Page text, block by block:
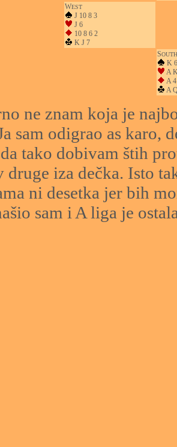
WEST
J 10 8 3
J 6
10 8 6 2
K J 7
SOUTH
K
A
A 4
A
ne znam koja je
sam odigrao as karo,
tako dobivam štih
druge iza dečka. Isto
ni desetka jer bih
sam i A liga je